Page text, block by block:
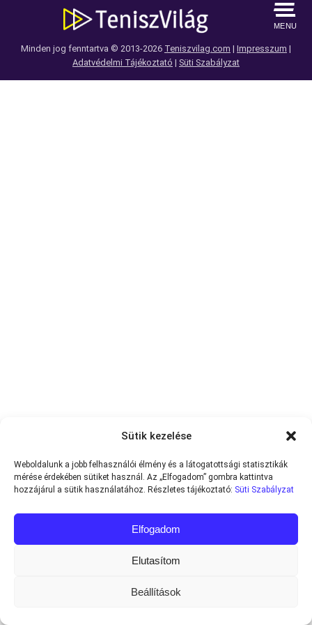
Sütik kezelése
Weboldalunk a jobb felhasználói élmény és a látogatottsági statisztikák
mérése érdekében sütiket használ. Az „Elfogadom” gombra kattintva
hozzájárul a sütik használatához. Részletes tájékoztató: Süti Szabályzat
Elfogadom
Elutasítom
Beállítások
MENU
Minden jog fenntartva © 2013-2026 Teniszvilag.com | Impresszum |
Adatvédelmi Tájékoztató | Süti Szabályzat